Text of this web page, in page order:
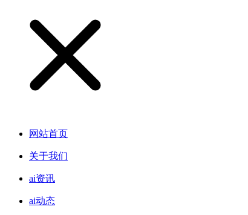
网站首页
关于我们
ai资讯
ai动态